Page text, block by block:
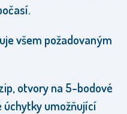
všem požadovaným
otvory na 5-bodové
úchytky umožňující